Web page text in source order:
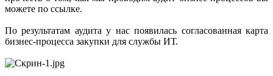
можете по ссылке.
По результатам аудита у нас появилась согласованная карта
бизнес-процесса закупки для службы ИТ.